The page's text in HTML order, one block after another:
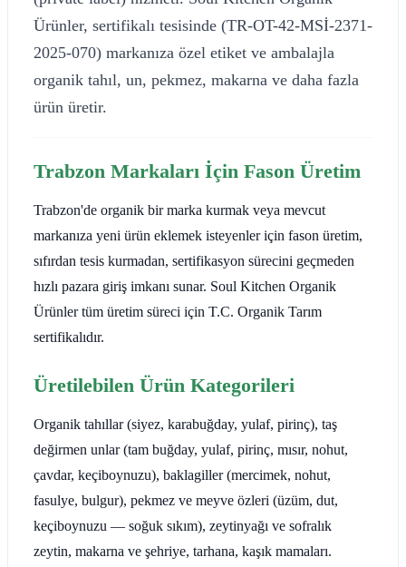
Ürünler, sertifikalı tesisinde (TR-OT-42-MSİ-2371-
2025-070) markanıza özel etiket ve ambalajla
organik tahıl, un, pekmez, makarna ve daha fazla
ürün üretir.
Trabzon Markaları İçin Fason Üretim
Trabzon'de organik bir marka kurmak veya mevcut
markanıza yeni ürün eklemek isteyenler için fason üretim,
sıfırdan tesis kurmadan, sertifikasyon sürecini geçmeden
hızlı pazara giriş imkanı sunar. Soul Kitchen Organik
Ürünler tüm üretim süreci için T.C. Organik Tarım
sertifikalıdır.
Üretilebilen Ürün Kategorileri
Organik tahıllar (siyez, karabuğday, yulaf, pirinç), taş
değirmen unlar (tam buğday, yulaf, pirinç, mısır, nohut,
çavdar, keçiboynuzu), baklagiller (mercimek, nohut,
fasulye, bulgur), pekmez ve meyve özleri (üzüm, dut,
keçiboynuzu — soğuk sıkım), zeytinyağı ve sofralık
zeytin, makarna ve şehriye, tarhana, kaşık mamaları.